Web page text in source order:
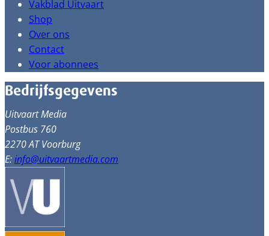
Vakblad Uitvaart
Shop
Over ons
Contact
Voor abonnees
Bedrijfsgegevens
Uitvaart Media
Postbus 760
2270 AT Voorburg
E:info@uitvaartmedia.com